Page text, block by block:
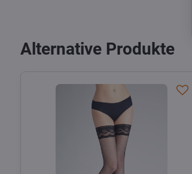
Alternative Produkte